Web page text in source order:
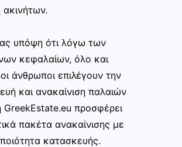
ακινήτων.
υπόψη ότι λόγω των
κεφαλαίων, όλο και
άνθρωποι επιλέγουν την
και ανακαίνιση παλαιών
GreekEstate.eu προσφέρει
πακέτα ανακαίνισης με
κατασκευής.